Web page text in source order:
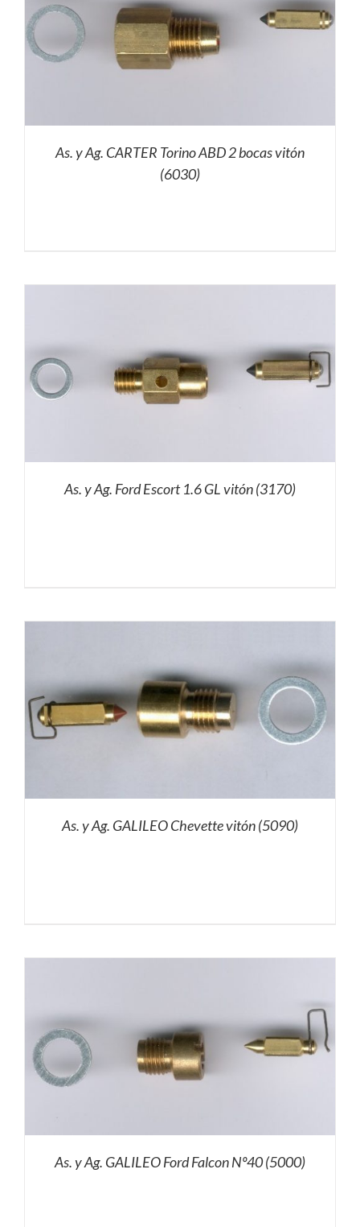
As. y Ag. CARTER Torino ABD 2 bocas vitón
(6030)
As. y Ag. Ford Escort 1.6 GL vitón (3170)
As. y Ag. GALILEO Chevette vitón (5090)
As. y Ag. GALILEO Ford Falcon Nº40 (5000)